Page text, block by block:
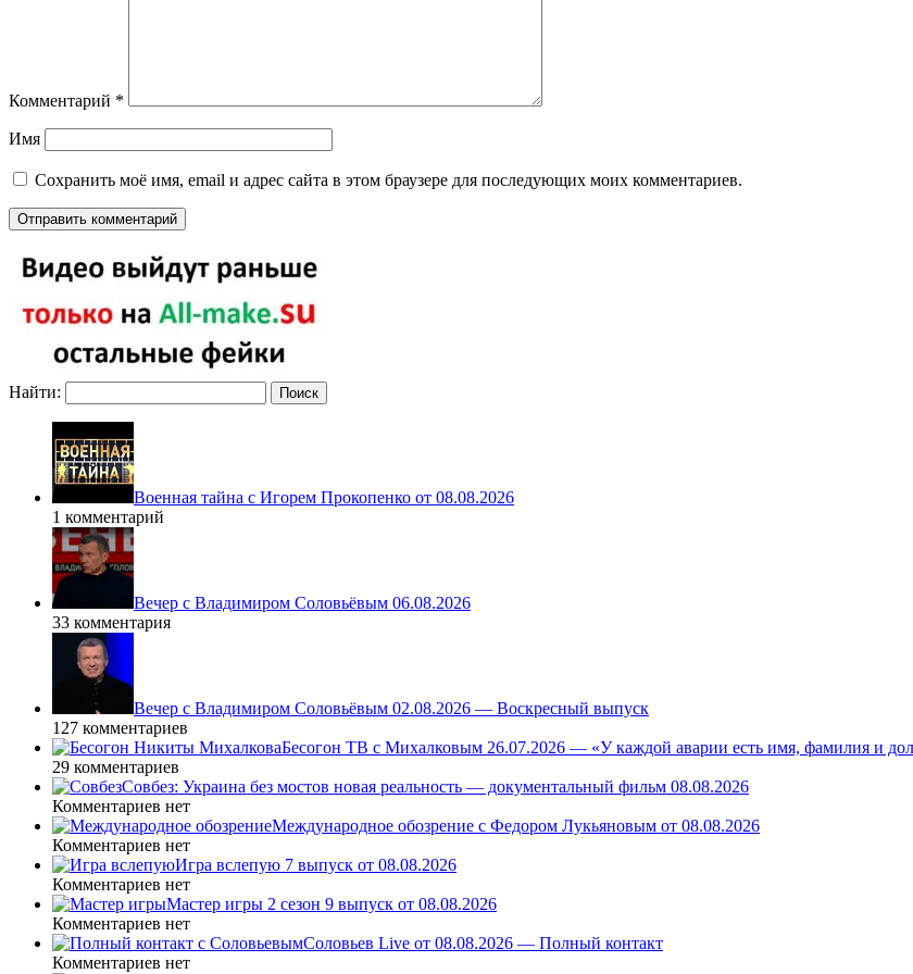
Комментарий *
Имя
Сохранить моё имя, email и адрес сайта в этом браузере для последующих моих комментариев.
Найти:
Военная тайна с Игорем Прокопенко от 08.08.2026
1 комментарий
Вечер с Владимиром Соловьёвым 06.08.2026
33 комментария
Вечер с Владимиром Соловьёвым 02.08.2026 — Воскресный выпуск
127 комментариев
Бесогон ТВ с Михалковым 26.07.2026 — «У каждой аварии есть имя, фамилия и
29 комментариев
Совбез: Украина без мостов новая реальность — документальный фильм 08.08.2026
Комментариев нет
Международное обозрение с Федором Лукьяновым от 08.08.2026
Комментариев нет
Игра вслепую 7 выпуск от 08.08.2026
Комментариев нет
Мастер игры 2 сезон 9 выпуск от 08.08.2026
Комментариев нет
Соловьев Live от 08.08.2026 — Полный контакт
Комментариев нет